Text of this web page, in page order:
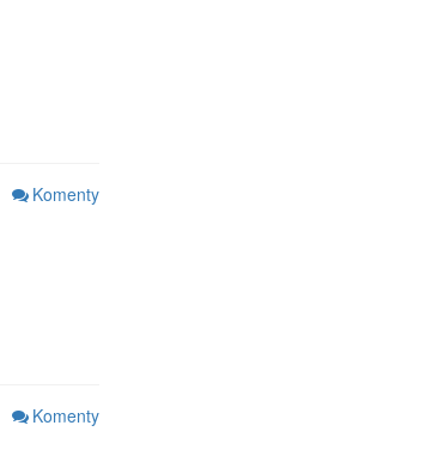
Komenty
Komenty